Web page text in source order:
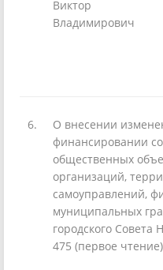
Виктор
Владимирович
6.
О внесении
финансировании
общественных
организаций,
самоуправлений,
муниципальных
городского Совета
475 (первое чтение)